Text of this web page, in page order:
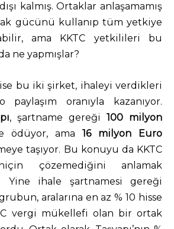
kalmış. Ortaklar anlaşamamış
gücünü kullanıp tüm yetkiye
ama KKTC yetkilileri bu
ne yapmışlar?
bu iki şirket, ihaleyi verdikleri
paylaşım oranıyla kazanıyor.
, şartname gereği 100 milyon
ödüyor, ama 16 milyon Euro
taşıyor. Bu konuyu da KKTC
çözemediğini anlamak
Yine ihale şartnamesi gereği
aralarına en az % 10 hisse
vergi mükellefi olan bir ortak